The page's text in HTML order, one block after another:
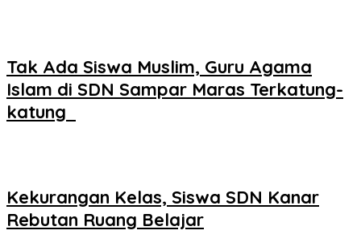
Tak Ada Siswa Muslim, Guru Agama
Islam di SDN Sampar Maras Terkatung-
katung ‎
Kekurangan Kelas, Siswa SDN Kanar
Rebutan Ruang Belajar